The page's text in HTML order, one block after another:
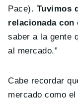
Pace). Tuvimos
relacionada
saber a la gente
al mercado.”
Cabe recordar
mercado como